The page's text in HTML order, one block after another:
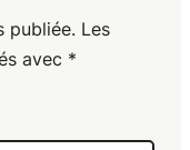
publiée. Les
avec *